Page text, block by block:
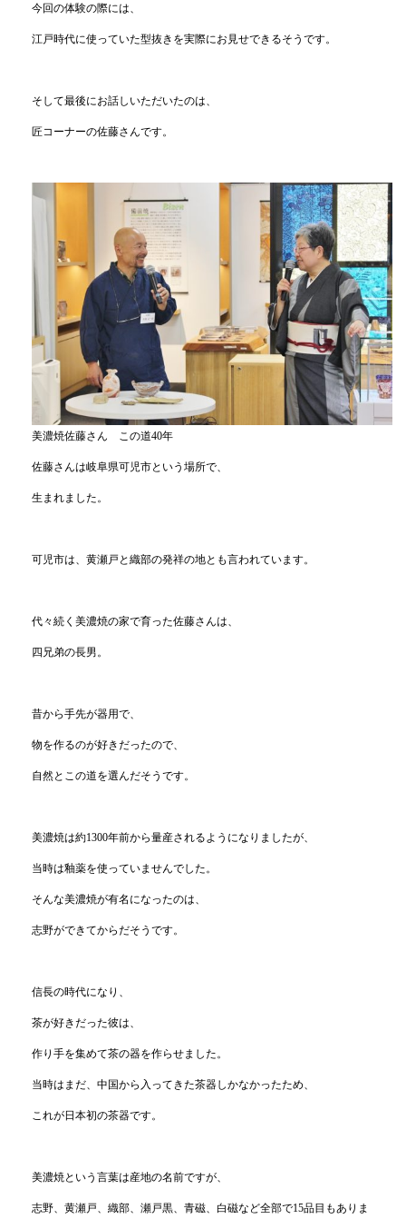
今回の体験の際には、
江戸時代に使っていた型抜きを実際にお見せできるそうです。
そして最後にお話しいただいたのは、
匠コーナーの佐藤さんです。
美濃焼佐藤さん この道40年
佐藤さんは岐阜県可児市という場所で、
生まれました。
可児市は、黄瀬戸と織部の発祥の地とも言われています。
代々続く美濃焼の家で育った佐藤さんは、
四兄弟の長男。
昔から手先が器用で、
物を作るのが好きだったので、
自然とこの道を選んだそうです。
美濃焼は約1300年前から量産されるようになりましたが、
当時は釉薬を使っていませんでした。
そんな美濃焼が有名になったのは、
志野ができてからだそうです。
信長の時代になり、
茶が好きだった彼は、
作り手を集めて茶の器を作らせました。
当時はまだ、中国から入ってきた茶器しかなかったため、
これが日本初の茶器です。
美濃焼という言葉は産地の名前ですが、
志野、黄瀬戸、織部、瀬戸黒、青磁、白磁など全部で15品目もありま